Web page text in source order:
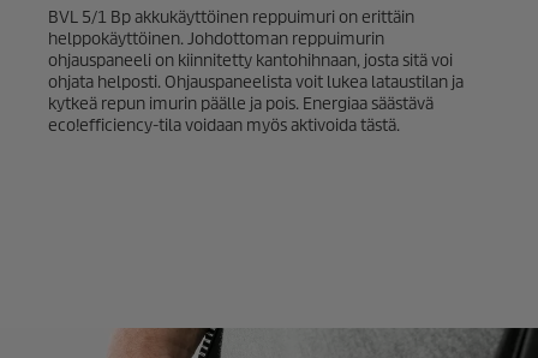
BVL 5/1 Bp akkukäyttöinen reppuimuri on erittäin
helppokäyttöinen. Johdottoman reppuimurin
ohjauspaneeli on kiinnitetty kantohihnaan, josta sitä voi
ohjata helposti. Ohjauspaneelista voit lukea lataustilan ja
kytkeä repun imurin päälle ja pois. Energiaa säästävä
eco!efficiency-tila voidaan myös aktivoida tästä.